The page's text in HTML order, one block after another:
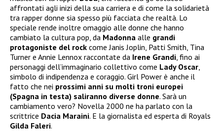
affrontati agli inizi della sua carriera e di come la solidarietà
tra rapper donne sia spesso più facciata che realtà. Lo
speciale rende inoltre omaggio alle donne che hanno
cambiato la cultura pop, da Madonna alle grandi
protagoniste del rock come Janis Joplin, Patti Smith, Tina
Turner e Annie Lennox raccontate da Irene Grandi , fino ai
personaggi dell’immaginario collettivo come Lady Oscar
simbolo di indipendenza e coraggio. Girl Power è anche il
fatto che nei prossimi anni su molti troni europei
(Spagna in testa) saliranno diverse donne. Sarà un
cambiamento vero? Novella 2000 ne ha parlato con la
scrittrice Dacia Maraini. E la giornalista ed esperta di Royals
Gilda Faleri.